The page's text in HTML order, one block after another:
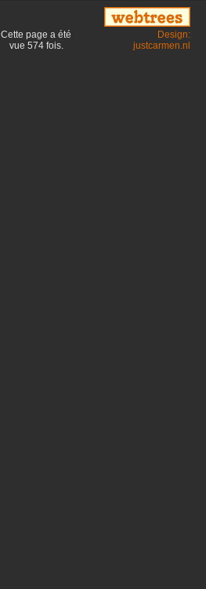
Cette page a été
vue 574fois.
Design:
justcarmen.nl